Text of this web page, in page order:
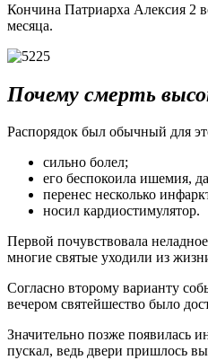
Кончина Патриарха Алексия 2
месяца.
Почему смерть
Распорядок был обычный для
сильно болел;
его беспокоила ишемия,
перенес несколько
носил кардиостимулятор.
Первой почувствовала
многие святые уходили из
Согласно второму варианту
вечером святейшество было
Значительно позже появилась
пускал, ведь двери пришлось